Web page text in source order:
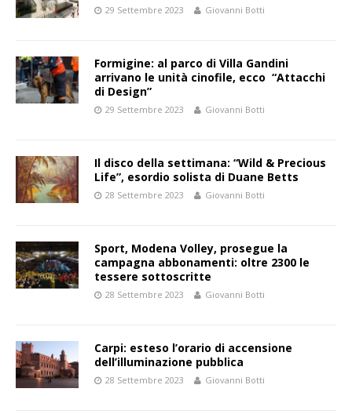
29 Settembre 2023 Giovanni Botti
Formigine: al parco di Villa Gandini
arrivano le unità cinofile, ecco “Attacchi
di Design”
29 Settembre 2023 Giovanni Botti
Il disco della settimana: “Wild & Precious
Life”, esordio solista di Duane Betts
28 Settembre 2023 Giovanni Botti
Sport, Modena Volley, prosegue la
campagna abbonamenti: oltre 2300 le
tessere sottoscritte
28 Settembre 2023 Giovanni Botti
Carpi: esteso l’orario di accensione
dell’illuminazione pubblica
28 Settembre 2023 Giovanni Botti